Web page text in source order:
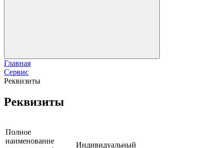
Главная
Сервис
Реквизиты
Реквизиты
Полное
наименование
Индивидуальный